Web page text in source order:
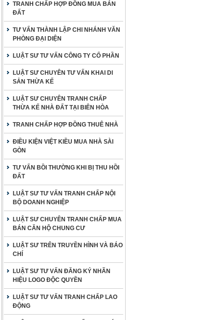
TRANH CHẤP HỢP ĐỒNG MUA BÁN
ĐẤT
TƯ VẤN THÀNH LẬP CHI NHÁNH VĂN
PHÒNG ĐẠI DIỆN
LUẬT SƯ TƯ VẤN CÔNG TY CỔ PHẦN
LUẬT SƯ CHUYÊN TƯ VẤN KHAI DI
SẢN THỪA KẾ
LUẬT SƯ CHUYÊN TRANH CHẤP
THỪA KẾ NHÀ ĐẤT TẠI BIÊN HÒA
TRANH CHẤP HỢP ĐỒNG THUÊ NHÀ
ĐIỀU KIỆN VIỆT KIỀU MUA NHÀ SÀI
GÒN
TƯ VẤN BỒI THƯỜNG KHI BỊ THU HỒI
ĐẤT
LUẬT SƯ TƯ VẤN TRANH CHẤP NỘI
BỘ DOANH NGHIỆP
LUẬT SƯ CHUYÊN TRANH CHẤP MUA
BÁN CĂN HỘ CHUNG CƯ
LUẬT SƯ TRÊN TRUYỀN HÌNH VÀ BÁO
CHÍ
LUẬT SƯ TƯ VẤN ĐĂNG KÝ NHÃN
HIỆU LOGO ĐỘC QUYỀN
LUẬT SƯ TƯ VẤN TRANH CHẤP LAO
ĐỘNG